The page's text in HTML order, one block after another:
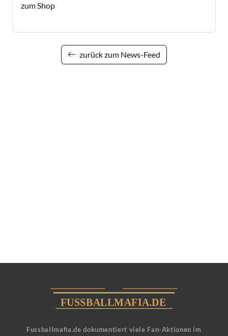
zum Shop
zurück zum News-Feed
Fussballmafia.de dokumentiert viele Fan-Aktionen im